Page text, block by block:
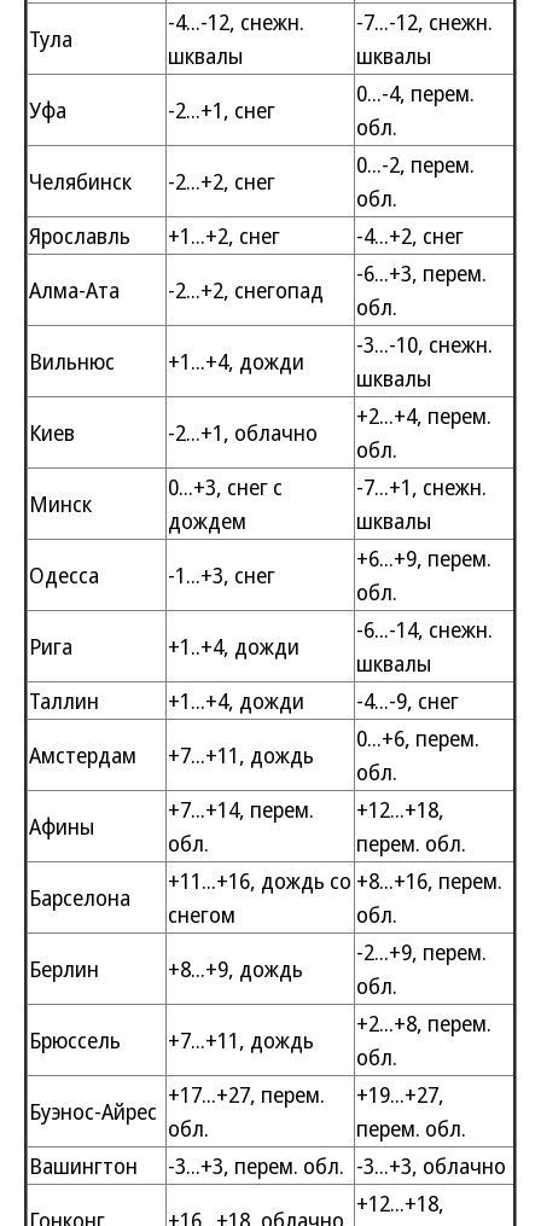
Тула
-4...-12, снежн.
шквалы
-7...-12, снежн.
шквалы
Уфа
-2...+1, снег
0...-4, перем.
обл.
Челябинск
-2...+2, снег
0...-2, перем.
обл.
Ярославль
+1...+2, снег
-4...+2, снег
Алма-Ата
-2...+2, снегопад
-6...+3, перем.
обл.
Вильнюс
+1...+4, дожди
-3...-10, снежн.
шквалы
Киев
-2...+1, облачно
+2...+4, перем.
обл.
Минск
0...+3, снег с
дождем
-7...+1, снежн.
шквалы
Одесса
-1...+3, снег
+6...+9, перем.
обл.
Рига
+1..+4, дожди
-6...-14, снежн.
шквалы
Таллин
+1...+4, дожди
-4...-9, снег
Амстердам
+7...+11, дождь
0...+6, перем.
обл.
Афины
+7...+14, перем.
обл.
+12...+18,
перем. обл.
Барселона
+11...+16, дождь со
снегом
+8...+16, перем.
обл.
Берлин
+8...+9, дождь
-2...+9, перем.
обл.
Брюссель
+7...+11, дождь
+2...+8, перем.
обл.
Буэнос-Айрес
+17...+27, перем.
обл.
+19...+27,
перем. обл.
Вашингтон
-3...+3, перем. обл. -3...+3, облачно
Гонконг
+16...+18, облачно
+12...+18,